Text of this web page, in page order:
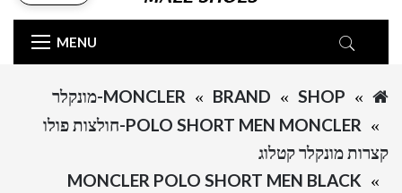
MENU
SHOP
BRAND
MONCLER-מונקלר
POLO SHORT MEN MONCLER-חולצות פולו
קצרות מונקלר קטלוג
MONCLER POLO SHORT MEN BLACK